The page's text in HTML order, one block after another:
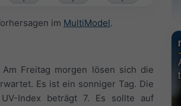
im MultiModel.
Freitag morgen lösen sich die
Es ist ein sonniger Tag. Die
Index beträgt 7. Es sollte auf